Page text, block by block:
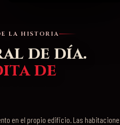
LA HISTORIA
de día.
de
en el propio edificio. Las